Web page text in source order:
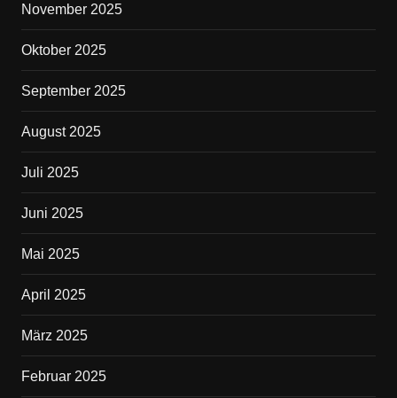
November 2025
Oktober 2025
September 2025
August 2025
Juli 2025
Juni 2025
Mai 2025
April 2025
März 2025
Februar 2025